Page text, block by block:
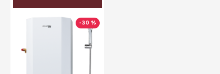
-30 %